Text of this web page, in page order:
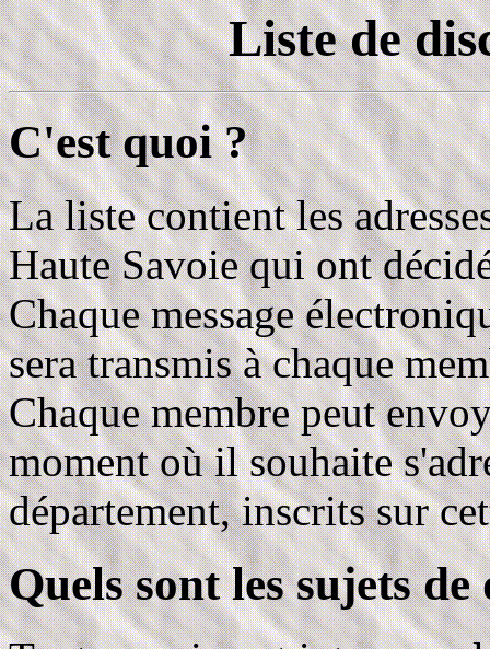
Liste de
C'est quoi ?
La liste contient les
Haute Savoie qui ont
Chaque message
sera transmis à chaque
Chaque membre peut
moment où il souhaite
département, inscrits sur
Quels sont les sujets de